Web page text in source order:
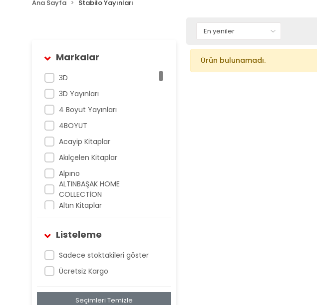
Ana Sayfa Stabilo Yayınları
Markalar
3D
3D Yayınları
4 Boyut Yayınları
4BOYUT
Acayip Kitaplar
Akılçelen Kitaplar
Alpıno
ALTINBAŞAK HOME
COLLECTİON
Altın Kitaplar
Antrenman Yayınları
Arı Yayıncılık
Armada Yayınları
Artıbir Yayıncılık
Artıbir Yayınları
Listeleme
Sadece stoktakileri göster
Ücretsiz Kargo
Seçimleri Temizle
Ürün bulunamadı.